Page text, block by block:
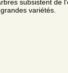
subsistent de
variétés.